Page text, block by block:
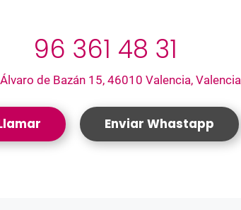
96 361 48 31
de Bazán 15, 46010 Valencia, Valencia
Enviar Whastapp